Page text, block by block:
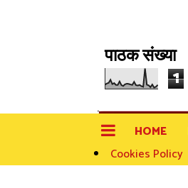
पाठक संख्या
1
HOME
Cookies Policy